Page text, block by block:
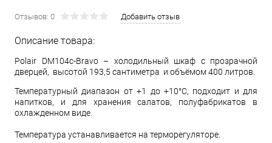
Отзывов: 0 Добавить отзыв
Описание товара:
Polair DM104c-Bravo – холодильный шкаф с прозрачной
дверцей, высотой 193,5 сантиметра и объёмом 400 литров.
Температурный диапазон от +1 до +10°С, подходит и для
напитков, и для хранения салатов, полуфабрикатов в
охлажденном виде.
Температура устанавливается на терморегуляторе.